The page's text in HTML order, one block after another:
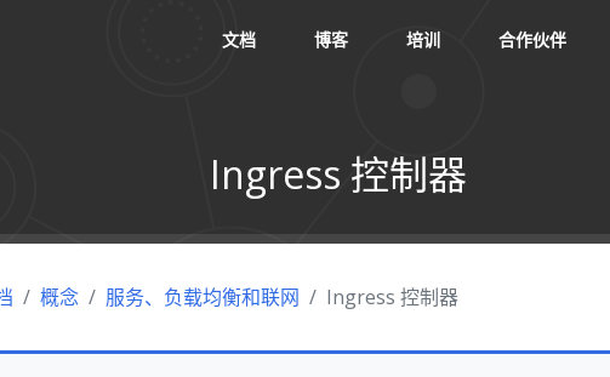
文档 博客 培训 合作伙伴
Ingress 控制器
概念 服务、负载均衡和联网 Ingress 控制器